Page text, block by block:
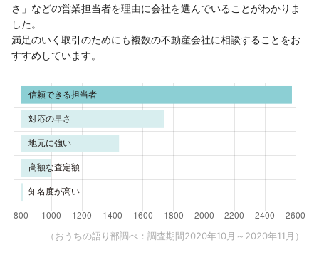
さ」などの営業担当者を理由に会社を選んでいることがわかりま
した。
満足のいく取引のためにも複数の不動産会社に相談することをお
すすめしています。
（おうちの語り部調べ：調査期間2020年10月～2020年11月）